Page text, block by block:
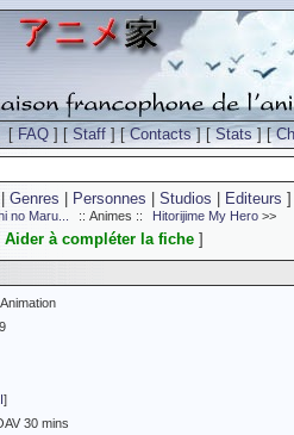
[FAQ ] [Staff ] [Contacts] [Stats] [
Genres Personnes Studios Editeurs ]
no Maru... :: Animes :: Hitorijime My Hero >>
Aider à compléter la fiche]
]
30 mins